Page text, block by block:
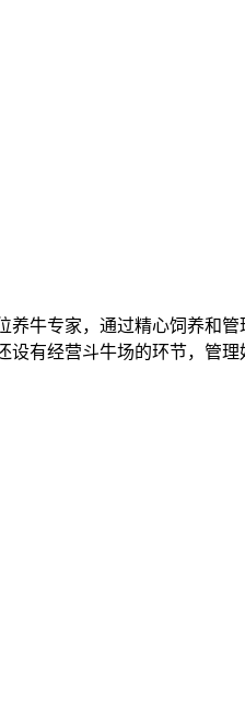
养牛专家，通过精心饲养和
有经营斗牛场的环节，管